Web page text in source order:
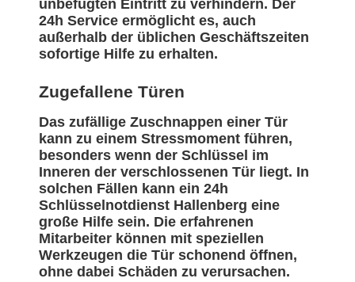
unbefugten Eintritt zu verhindern. Der
24h Service ermöglicht es, auch
außerhalb der üblichen Geschäftszeiten
sofortige Hilfe zu erhalten.
Zugefallene Türen
Das zufällige Zuschnappen einer Tür
kann zu einem Stressmoment führen,
besonders wenn der Schlüssel im
Inneren der verschlossenen Tür liegt. In
solchen Fällen kann ein 24h
Schlüsselnotdienst Hallenberg eine
große Hilfe sein. Die erfahrenen
Mitarbeiter können mit speziellen
Werkzeugen die Tür schonend öffnen,
ohne dabei Schäden zu verursachen.